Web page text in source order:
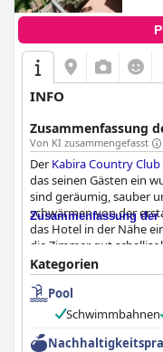
INFO
Zusammenfassung
Von KI zusammengefasst
Der Kabira Country Club
das seinen Gästen ein
sind geräumig, sauber
schwärmen von der
das Hotel in der Nähe
die Zimmer gut
gewährleistet ist. Das
bemüht, einen
Manager der Rezeption
absolutes Muss, und
Umgebung und den
ist derKabira Country
Zusammenfassung
Kategorien
Pool
Schwimmbahnen